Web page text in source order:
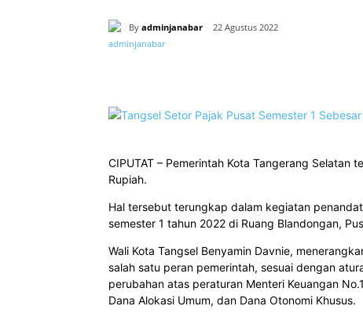
By adminjanabar 22 Agustus 2022
CIPUTAT – Pemerintah Kota Tangerang
Rupiah.
Hal tersebut terungkap dalam kegiatan
semester 1 tahun 2022 di Ruang Blandongan,
Wali Kota Tangsel Benyamin Davnie,
salah satu peran pemerintah, sesuai dengan
perubahan atas peraturan Menteri Keuangan
Dana Alokasi Umum, dan Dana Otonomi Khusus.